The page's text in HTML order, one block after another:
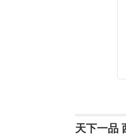
天下一品